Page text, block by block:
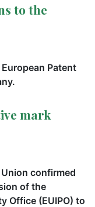
to the
Patent
mark
confirmed
of the
Office (EUIPO) to